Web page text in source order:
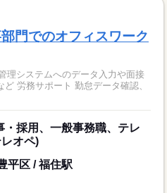
門でのオフィスワーク
理システムへのデータ入力や面接
労務サポート 勤怠データ確認、
・採用、一般事務職、テレ
オペ)
平区 / 福住駅